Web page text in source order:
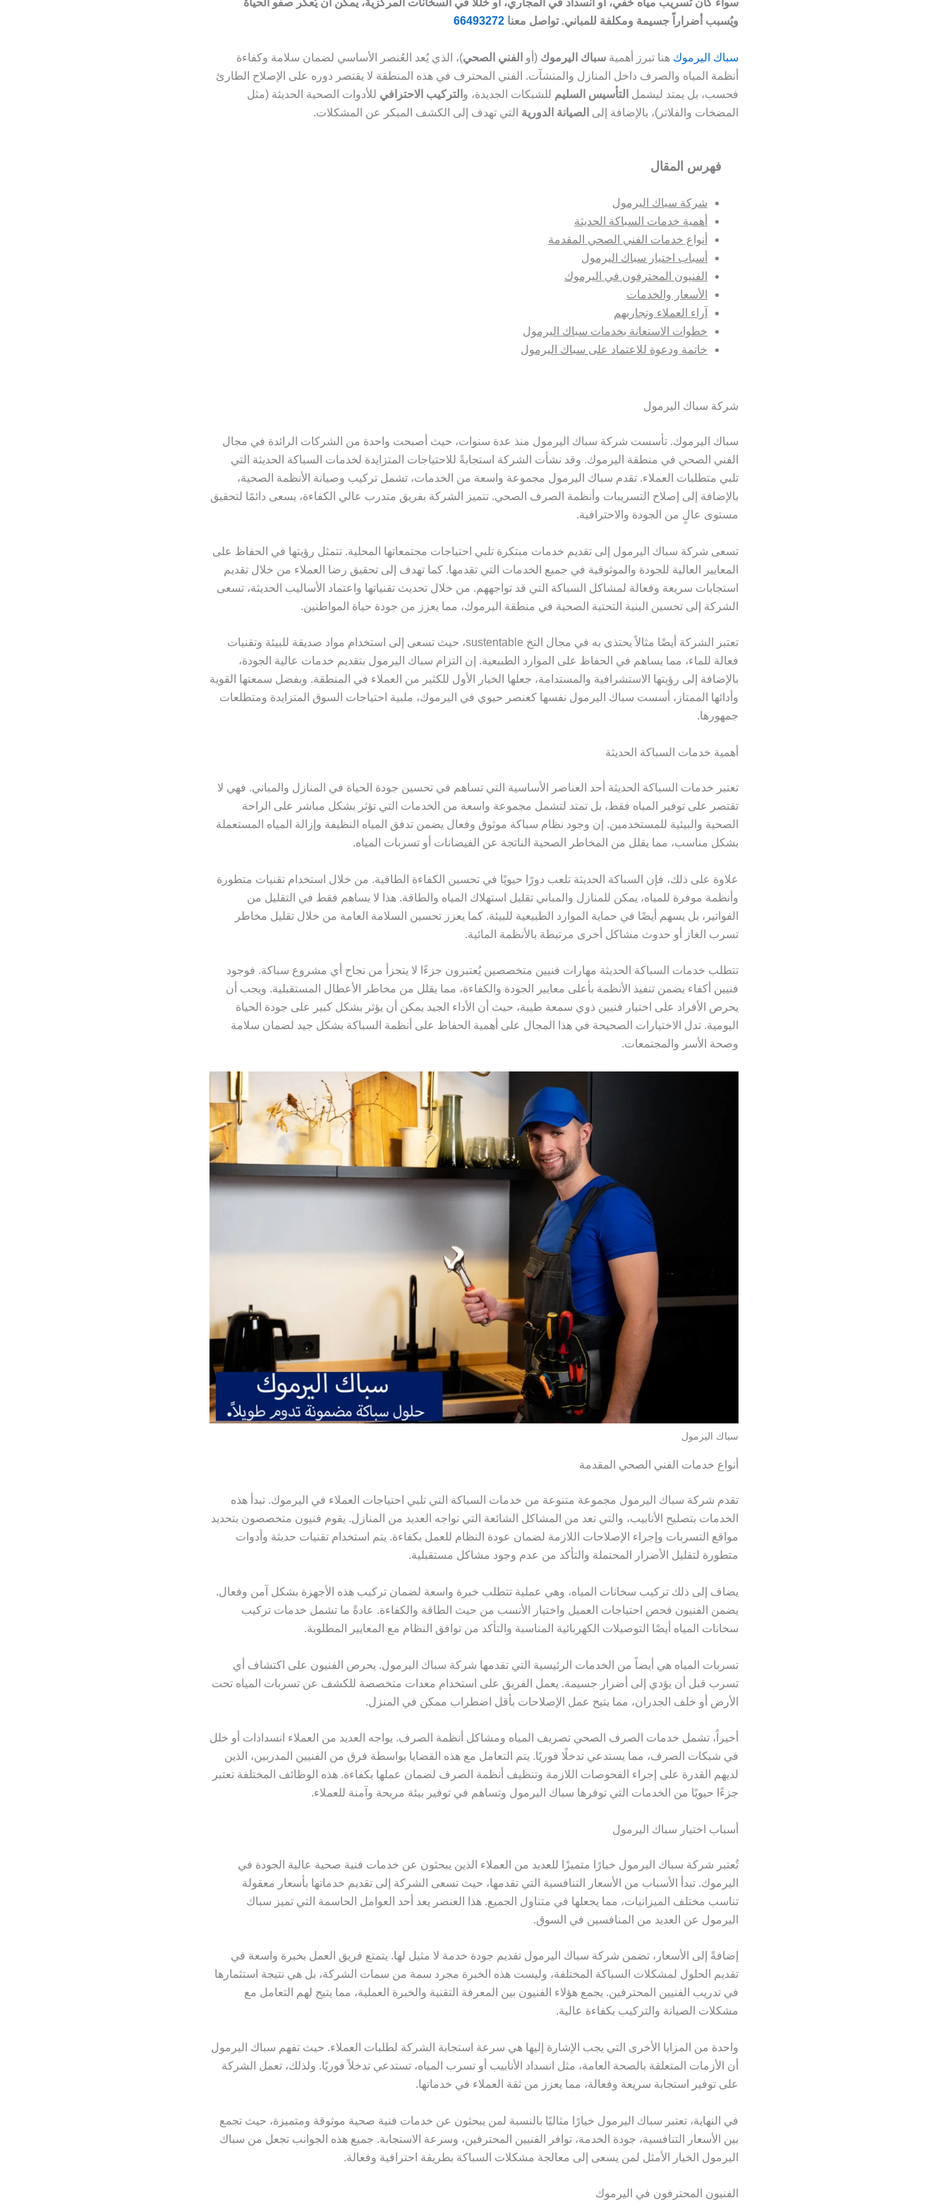
سواء كان تسريب مياه خفي، أو انسداد في المجاري، أو خللاً في السخانات المركزية، يمكن أن يُعكّر صفو الحياة
ويُسبب أضراراً جسيمة ومكلفة للمباني. تواصل معنا 66493272
سباك اليرموك هنا تبرز أهمية سباك اليرموك (أو الفني الصحي)، الذي يُعد العُنصر الأساسي لضمان سلامة وكفاءة
أنظمة المياه والصرف داخل المنازل والمنشآت. الفني المحترف في هذه المنطقة لا يقتصر دوره على الإصلاح الطارئ
فحسب، بل يمتد ليشمل التأسيس السليم للشبكات الجديدة، و التركيب الاحترافي للأدوات الصحية الحديثة (مثل
المضخات والفلاتر)، بالإضافة إلى الصيانة الدورية التي تهدف إلى الكشف المبكر عن المشكلات.
فهرس المقال
شركة سباك اليرمول
أهمية خدمات السباكة الحديثة
أنواع خدمات الفني الصحي المقدمة
أسباب اختيار سباك اليرمول
الفنيون المحترفون في اليرموك
الأسعار والخدمات
آراء العملاء وتجاربهم
خطوات الاستعانة بخدمات سباك اليرمول
خاتمة ودعوة للاعتماد على سباك اليرمول
شركة سباك اليرمول
سباك اليرموك. تأسست شركة سباك اليرمول منذ عدة سنوات، حيث أصبحت واحدة من الشركات الرائدة في مجال
الفني الصحي في منطقة اليرموك. وقد نشأت الشركة استجابةً للاحتياجات المتزايدة لخدمات السباكة الحديثة التي
تلبي متطلبات العملاء. تقدم سباك اليرمول مجموعة واسعة من الخدمات، تشمل تركيب وصيانة الأنظمة الصحية،
بالإضافة إلى إصلاح التسريبات وأنظمة الصرف الصحي. تتميز الشركة بفريق متدرب عالي الكفاءة، يسعى دائمًا لتحقيق
مستوى عالٍ من الجودة والاحترافية.
تسعى شركة سباك اليرمول إلى تقديم خدمات مبتكرة تلبي احتياجات مجتمعاتها المحلية. تتمثل رؤيتها في الحفاظ على
المعايير العالية للجودة والموثوقية في جميع الخدمات التي تقدمها. كما تهدف إلى تحقيق رضا العملاء من خلال تقديم
استجابات سريعة وفعالة لمشاكل السباكة التي قد تواجههم. من خلال تحديث تقنياتها واعتماد الأساليب الحديثة، تسعى
الشركة إلى تحسين البنية التحتية الصحية في منطقة اليرموك، مما يعزز من جودة حياة المواطنين.
تعتبر الشركة أيضًا مثالاً يحتذى به في مجال التخ sustentable، حيث تسعى إلى استخدام مواد صديقة للبيئة وتقنيات
فعالة للماء، مما يساهم في الحفاظ على الموارد الطبيعية. إن التزام سباك اليرمول بتقديم خدمات عالية الجودة،
بالإضافة إلى رؤيتها الاستشرافية والمستدامة، جعلها الخيار الأول للكثير من العملاء في المنطقة. وبفضل سمعتها القوية
وأدائها الممتاز، أسست سباك اليرمول نفسها كعنصر حيوي في اليرموك، ملبية احتياجات السوق المتزايدة ومتطلعات
جمهورها.
أهمية خدمات السباكة الحديثة
تعتبر خدمات السباكة الحديثة أحد العناصر الأساسية التي تساهم في تحسين جودة الحياة في المنازل والمباني. فهي لا
تقتصر على توفير المياه فقط، بل تمتد لتشمل مجموعة واسعة من الخدمات التي تؤثر بشكل مباشر على الراحة
الصحية والبيئية للمستخدمين. إن وجود نظام سباكة موثوق وفعال يضمن تدفق المياه النظيفة وإزالة المياه المستعملة
بشكل مناسب، مما يقلل من المخاطر الصحية الناتجة عن الفيضانات أو تسربات المياه.
علاوة على ذلك، فإن السباكة الحديثة تلعب دورًا حيويًا في تحسين الكفاءة الطاقية. من خلال استخدام تقنيات متطورة
وأنظمة موفرة للمياه، يمكن للمنازل والمباني تقليل استهلاك المياه والطاقة. هذا لا يساهم فقط في التقليل من
الفواتير، بل يسهم أيضًا في حماية الموارد الطبيعية للبيئة. كما يعزز تحسين السلامة العامة من خلال تقليل مخاطر
تسرب الغاز أو حدوث مشاكل أخرى مرتبطة بالأنظمة المائية.
تتطلب خدمات السباكة الحديثة مهارات فنيين متخصصين يُعتبرون جزءًا لا يتجزأ من نجاح أي مشروع سباكة. فوجود
فنيين أكفاء يضمن تنفيذ الأنظمة بأعلى معايير الجودة والكفاءة، مما يقلل من مخاطر الأعطال المستقبلية. ويجب أن
يحرص الأفراد على اختيار فنيين ذوي سمعة طيبة، حيث أن الأداء الجيد يمكن أن يؤثر بشكل كبير على جودة الحياة
اليومية. تدل الاختيارات الصحيحة في هذا المجال على أهمية الحفاظ على أنظمة السباكة بشكل جيد لضمان سلامة
وصحة الأسر والمجتمعات.
سباك اليرمول
أنواع خدمات الفني الصحي المقدمة
تقدم شركة سباك اليرمول مجموعة متنوعة من خدمات السباكة التي تلبي احتياجات العملاء في اليرموك. تبدأ هذه
الخدمات بتصليح الأنابيب، والتي تعد من المشاكل الشائعة التي تواجه العديد من المنازل. يقوم فنيون متخصصون بتحديد
مواقع التسربات وإجراء الإصلاحات اللازمة لضمان عودة النظام للعمل بكفاءة. يتم استخدام تقنيات حديثة وأدوات
متطورة لتقليل الأضرار المحتملة والتأكد من عدم وجود مشاكل مستقبلية.
يضاف إلى ذلك تركيب سخانات المياه، وهي عملية تتطلب خبرة واسعة لضمان تركيب هذه الأجهزة بشكل آمن وفعال.
يضمن الفنيون فحص احتياجات العميل واختيار الأنسب من حيث الطاقة والكفاءة. عادةً ما تشمل خدمات تركيب
سخانات المياه أيضًا التوصيلات الكهربائية المناسبة والتأكد من توافق النظام مع المعايير المطلوبة.
تسربات المياه هي أيضاً من الخدمات الرئيسية التي تقدمها شركة سباك اليرمول. يحرص الفنيون على اكتشاف أي
تسرب قبل أن يؤدي إلى أضرار جسيمة. يعمل الفريق على استخدام معدات متخصصة للكشف عن تسربات المياه تحت
الأرض أو خلف الجدران، مما يتيح عمل الإصلاحات بأقل اضطراب ممكن في المنزل.
أخيراً، تشمل خدمات الصرف الصحي تصريف المياه ومشاكل أنظمة الصرف. يواجه العديد من العملاء انسدادات أو خلل
في شبكات الصرف، مما يستدعي تدخلًا فوريًا. يتم التعامل مع هذه القضايا بواسطة فرق من الفنيين المدربين، الذين
لديهم القدرة على إجراء الفحوصات اللازمة وتنظيف أنظمة الصرف لضمان عملها بكفاءة. هذه الوظائف المختلفة تعتبر
جزءًا حيويًا من الخدمات التي توفرها سباك اليرمول وتساهم في توفير بيئة مريحة وآمنة للعملاء.
أسباب اختيار سباك اليرمول
تُعتبر شركة سباك اليرمول خيارًا متميزًا للعديد من العملاء الذين يبحثون عن خدمات فنية صحية عالية الجودة في
اليرموك. تبدأ الأسباب من الأسعار التنافسية التي تقدمها، حيث تسعى الشركة إلى تقديم خدماتها بأسعار معقولة
تناسب مختلف الميزانيات، مما يجعلها في متناول الجميع. هذا العنصر يعد أحد العوامل الحاسمة التي تميز سباك
اليرمول عن العديد من المنافسين في السوق.
إضافةً إلى الأسعار، تضمن شركة سباك اليرمول تقديم جودة خدمة لا مثيل لها. يتمتع فريق العمل بخبرة واسعة في
تقديم الحلول لمشكلات السباكة المختلفة، وليست هذه الخبرة مجرد سمة من سمات الشركة، بل هي نتيجة استثمارها
في تدريب الفنيين المحترفين. يجمع هؤلاء الفنيون بين المعرفة التقنية والخبرة العملية، مما يتيح لهم التعامل مع
مشكلات الصيانة والتركيب بكفاءة عالية.
واحدة من المزايا الأخرى التي يجب الإشارة إليها هي سرعة استجابة الشركة لطلبات العملاء. حيث تفهم سباك اليرمول
أن الأزمات المتعلقة بالصحة العامة، مثل انسداد الأنابيب أو تسرب المياه، تستدعي تدخلاً فوريًا. ولذلك، تعمل الشركة
على توفير استجابة سريعة وفعالة، مما يعزز من ثقة العملاء في خدماتها.
في النهاية، تعتبر سباك اليرمول خيارًا مثاليًا بالنسبة لمن يبحثون عن خدمات فنية صحية موثوقة ومتميزة، حيث تجمع
بين الأسعار التنافسية، جودة الخدمة، توافر الفنيين المحترفين، وسرعة الاستجابة. جميع هذه الجوانب تجعل من سباك
اليرمول الخيار الأمثل لمن يسعى إلى معالجة مشكلات السباكة بطريقة احترافية وفعالة.
الفنيون المحترفون في اليرموك